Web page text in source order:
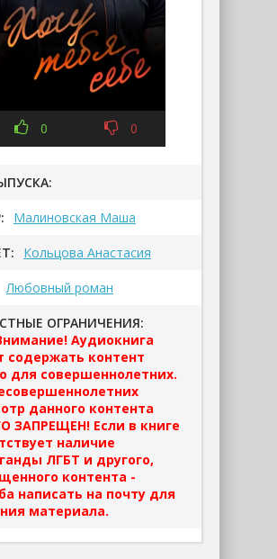
0 0
Малиновская Маша
Кольцова Анастасия
Любовный роман
ОГРАНИЧЕНИЯ:
Аудиокнига
содержать контент
для совершеннолетних.
данного контента
ЗАПРЕЩЕН! Если в книге
наличие
ЛГБТ и другого,
контента -
написать на почту для
материала.